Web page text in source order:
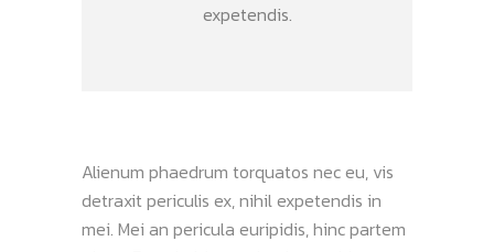
expetendis.
Alienum phaedrum torquatos nec eu, vis
detraxit periculis ex, nihil expetendis in
mei. Mei an pericula euripidis, hinc partem